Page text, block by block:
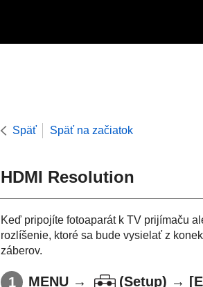
Späť Späť na začiatok
HDMI Resolution
Keď pripojíte fotoaparát k TV prijímaču
rozlíšenie, ktoré sa bude vysielať z
záberov.
MENU → (Setup) →